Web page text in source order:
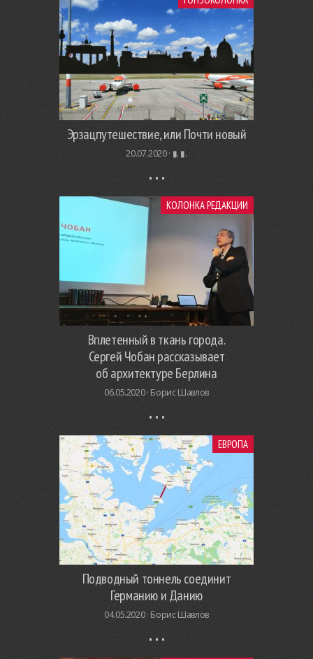
Эрзацпутешествие, или Почти новый
20.07.2020 · ▮. ▮.
КОЛОНКА РЕДАКЦИИ
Вплетенный в ткань города.
Сергей Чобан рассказывает
об архитектуре Берлина
06.05.2020 · Борис Шавлов
ЕВРОПА
Подводный тоннель соединит
Германию и Данию
04.05.2020 · Борис Шавлов